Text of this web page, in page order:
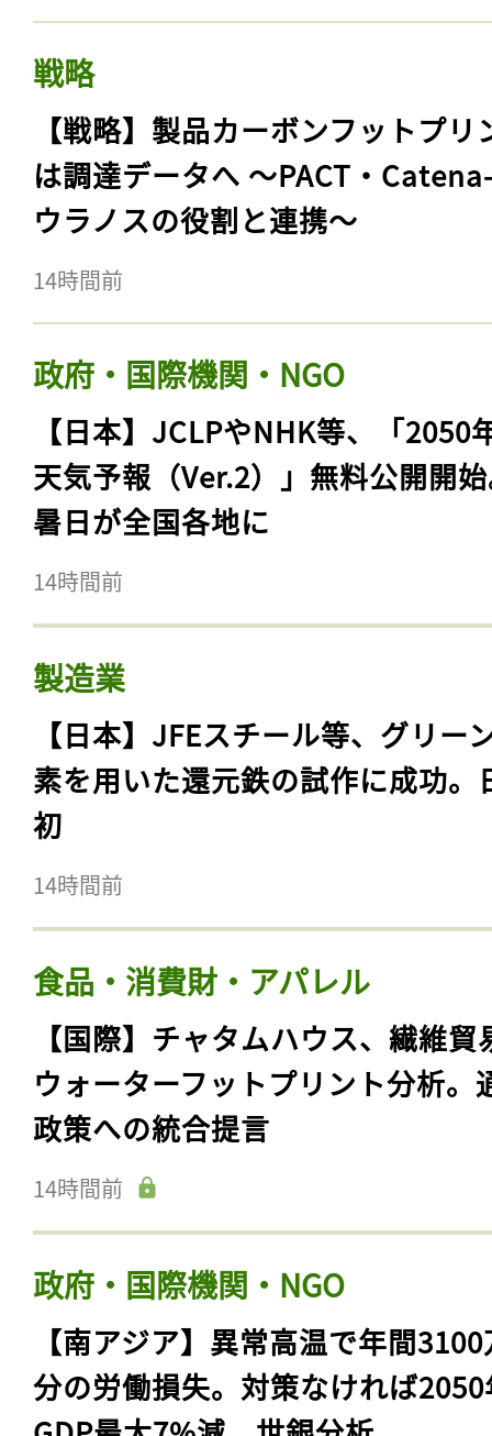
戦略
【戦略】製品カーボンフットプリ
は調達データへ 〜PACT・
ウラノスの役割と連携〜
14時間前
政府・国際機関・NGO
【日本】JCLPやNHK等、「2050
天気予報（Ver.2）」無料公開開
暑日が全国各地に
14時間前
製造業
【日本】JFEスチール等、グリー
素を用いた還元鉄の試作に成功。
初
14時間前
食品・消費財・アパレル
【国際】チャタムハウス、繊維貿
ウォーターフットプリント分析。
政策への統合提言
14時間前
政府・国際機関・NGO
【南アジア】異常高温で年間
分の労働損失。対策なければ